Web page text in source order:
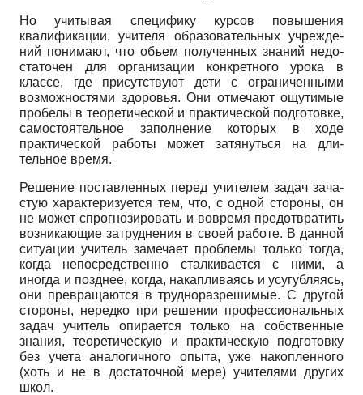
Но учитывая специфику курсов повышения
квалификации, учителя образовательных учрежде­
ний понимают, что объем полученных знаний недо­
статочен для организации конкретного урока в
классе, где присутствуют дети с ограниченными
возможностями здоровья. Они отмечают ощути­мые
пробелы в теоретической и практической под­готовке,
самостоятельное заполнение которых в хо­де
практической работы может затянуться на дли­
тельное время.
Решение поставленных перед учителем задач зача­
стую характеризуется тем, что, с одной стороны, он
не может спрогнозировать и вовремя предотвратить
воз­никающие затруднения в своей работе. В данной
ситу­ации учитель замечает проблемы только тогда,
когда непосредственно сталкивается с ними, а
иногда и по­зднее, когда, накапливаясь и усугубляясь,
они превра­щаются в трудноразрешимые. С другой
стороны, не­редко при решении профессиональных
задач учитель опирается только на собственные
знания, теоретичес­кую и практическую подготовку
без учета аналогично­го опыта, уже накопленного
(хоть и не в достаточной мере) учителями других
школ.